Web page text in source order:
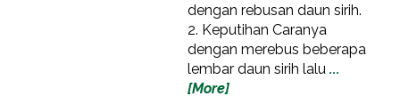
dengan rebusan daun sirih.
2. Keputihan Caranya
dengan merebus beberapa
lembar daun sirih lalu ...
[More]